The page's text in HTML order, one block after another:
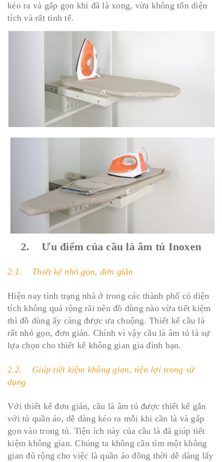
kéo ra và gấp gọn khi đã là xong, vừa không tốn diện
tích và rất tinh tế.
2. Ưu điểm của cầu là âm tủ Inoxen
2.1. Thiết kế nhỏ gọn, đơn giản
Hiện nay tình trạng nhà ở trong các thành phố có diện
tích không quá rộng rãi nên đồ dùng nào vừa tiết kiệm
thì đồ dùng ấy càng được ưa chuộng. Thiết kế cầu là
rất nhỏ gọn, đơn giản. Chính vì vậy cầu là âm tủ là sự
lựa chọn cho thiết kế không gian gia đình bạn.
2.2. Giúp tiết kiệm không gian, tiện lợi trong sử
dụng
Với thiết kế đơn giản, cầu là âm tủ được thiết kế gắn
với tủ quần áo, dễ dàng kéo ra mỗi khi cần là và gấp
gọn vào trong tủ. Tiện ích này của cầu là đã giúp tiết
kiệm không gian. Chúng ta không cần tìm một không
gian đủ rộng cho việc là quần áo đồng thời dễ dàng lấy